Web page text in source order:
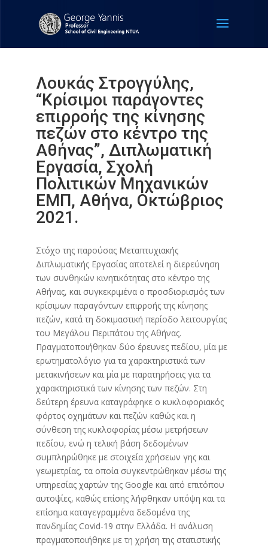
Λουκάς Στρογγύλης,
“Κρίσιμοι παράγοντες
επιρροής της κίνησης
πεζών στο κέντρο της
Αθήνας”, Διπλωματική
Εργασία, Σχολή
Πολιτικών Μηχανικών
ΕΜΠ, Αθήνα, Οκτώβριος
2021.
Στόχο της παρούσας Μεταπτυχιακής
Διπλωματικής Εργασίας αποτελεί η διερεύνηση
των συνθηκών κινητικότητας στο κέντρο της
Αθήνας, και συγκεκριμένα ο προσδιορισμός των
κρίσιμων παραγόντων επιρροής της κίνησης
πεζών, κατά τη δοκιμαστική περίοδο λειτουργίας
του Μεγάλου Περιπάτου της Αθήνας.
Πραγματοποιήθηκαν δύο έρευνες πεδίου, μία με
ερωτηματολόγιο για τα χαρακτηριστικά των
μετακινήσεων και μία με παρατηρήσεις για τα
χαρακτηριστικά των κίνησης των πεζών. Στη
δεύτερη έρευνα καταγράφηκε ο κυκλοφοριακός
φόρτος οχημάτων και πεζών καθώς και η
σύνθεση της κυκλοφορίας μέσω μετρήσεων
πεδίου, ενώ η τελική βάση δεδομένων
συμπληρώθηκε με στοιχεία χρήσεων γης και
γεωμετρίας, τα οποία συγκεντρώθηκαν μέσω της
υπηρεσίας χαρτών της Google και από επιτόπου
αυτοψίες, καθώς επίσης λήφθηκαν υπόψη και τα
επίσημα καταγεγραμμένα δεδομένα της
πανδημίας Covid-19 στην Ελλάδα. Η ανάλυση
πραγματοποιήθηκε με τη χρήση της στατιστικής